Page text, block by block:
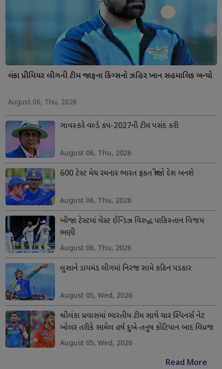
લંકા પ્રીમિયર લીગની ટીમ જાફના કિંગ્સનો ઝહિર ખાન સહમાલિક બન્યો
August 06, Thu, 2026
ગાવસ્કરે વર્લ્ડ કપ-2027ની ટીમ પસંદ કરી
August 06, Thu, 2026
600 ટેસ્ટ મેચ રમનાર ભારત ફક્ત ત્રીજો દેશ બનશે
August 06, Thu, 2026
બીજા ટેસ્ટમાં વેસ્ટ ઈન્ડિઝ વિરુદ્ધ પાકિસ્તાન વિજય
ભણી
August 06, Thu, 2026
લુસાને ડાયમંડ લીગમાં નિરજ સામે કઠિન પડકાર
August 05, Wed, 2026
શ્રીલંકા પ્રવાસમાં ભારતીય ટીમ સાથે ચાર સ્પિનર્સ નેટ
બોલર તરીકે સામેલ હર્ષ દુબે-તનુષ કોટિયાન બાદ વિપ્રજ
નિગમ અને શિવાંગ કુમારનો સમાવેશ કરાયો
August 05, Wed, 2026
Read More